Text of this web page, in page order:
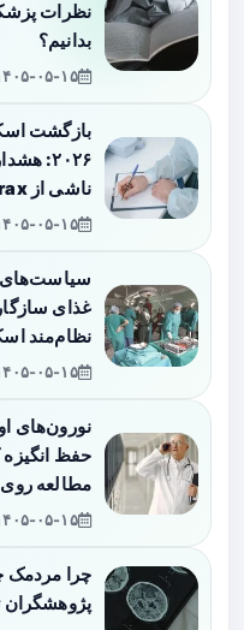
نظرات
بدانیم؟
۱۴۰۵-۰۵-
ناشی از Cochliomyia hominivorax
۱۴۰۵-۰۵-
سیاست‌های
غذای
نظام‌مند
۱۴۰۵-۰۵-
نورون‌های
حفظ انگیزه
مطالعه
۱۴۰۵-۰۵-
چرا